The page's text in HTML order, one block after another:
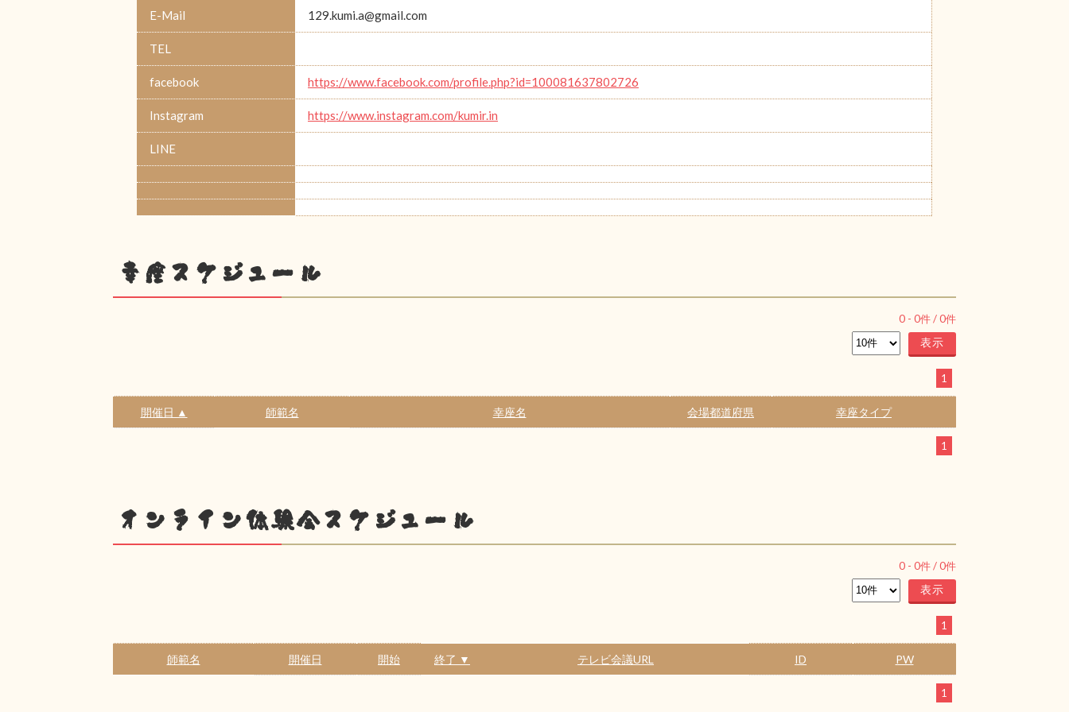
E-Mail 129.kumi.a@gmail.com
TEL
facebook https://www.facebook.com/profile.php?id=100081637802726
Instagram https://www.instagram.com/kumir.in
LINE
幸座スケジュール
0 - 0件 /0件
1
開催日 ▲ 師範名 幸座名 会場都道府県 幸座タイプ
1
オンライン体験会スケジュール
0 - 0件 /0件
1
師範名 開催日 開始 終了 ▼ テレビ会議URL ID PW
1